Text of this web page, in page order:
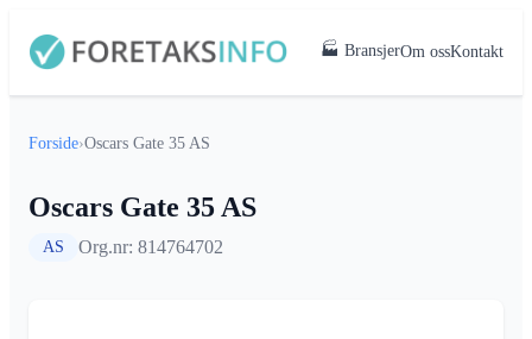
🏭 BransjerOm ossKontakt
Forside›Oscars Gate 35 AS
Oscars Gate 35 AS
AS Org.nr: 814764702